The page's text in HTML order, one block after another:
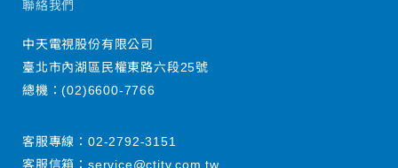
聯絡我們
中天電視股份有限公司
臺北市內湖區民權東路六段25號
總機：(02)6600-7766
客服專線： 02-2792-3151
客服信箱： service@ctitv.com.tw